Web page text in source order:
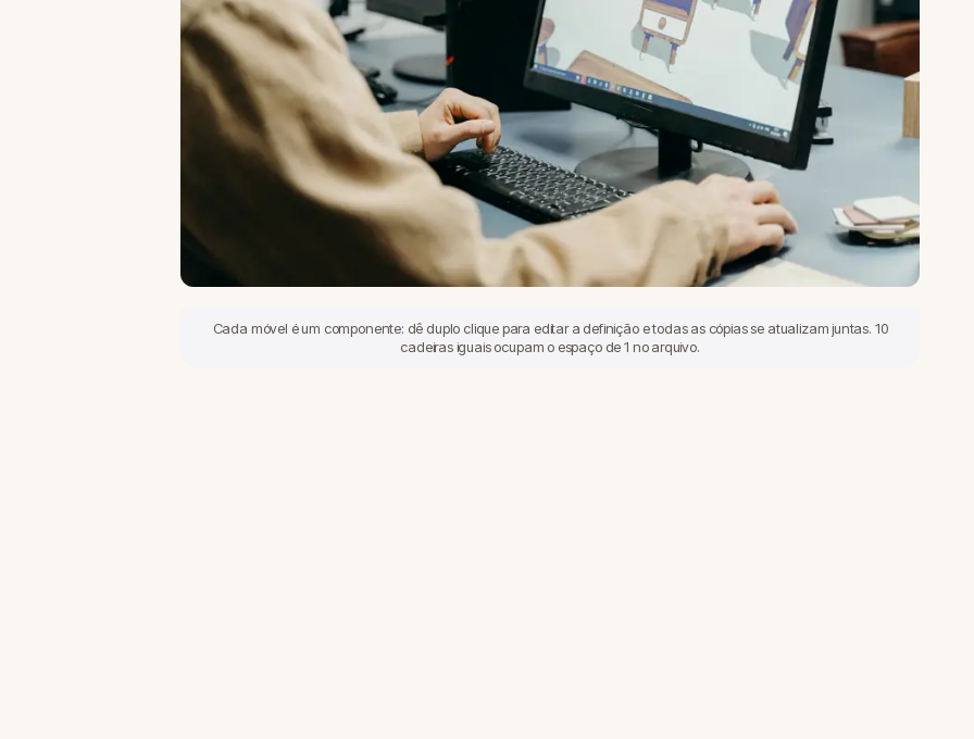
Cada móvel é um componente: dê duplo clique para editar a definição e todas as cópias se atualizam juntas. 10
cadeiras iguais ocupam o espaço de 1 no arquivo.